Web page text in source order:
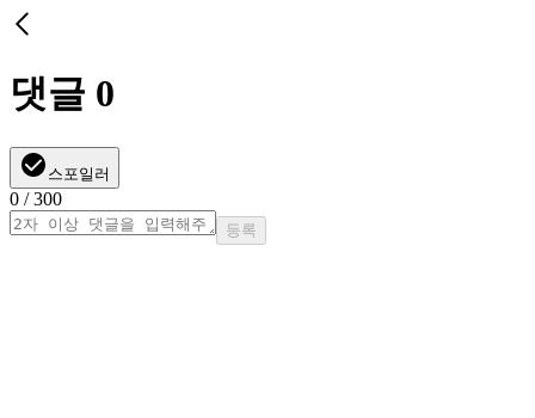
댓글 0
스포일러
0 / 300
등록